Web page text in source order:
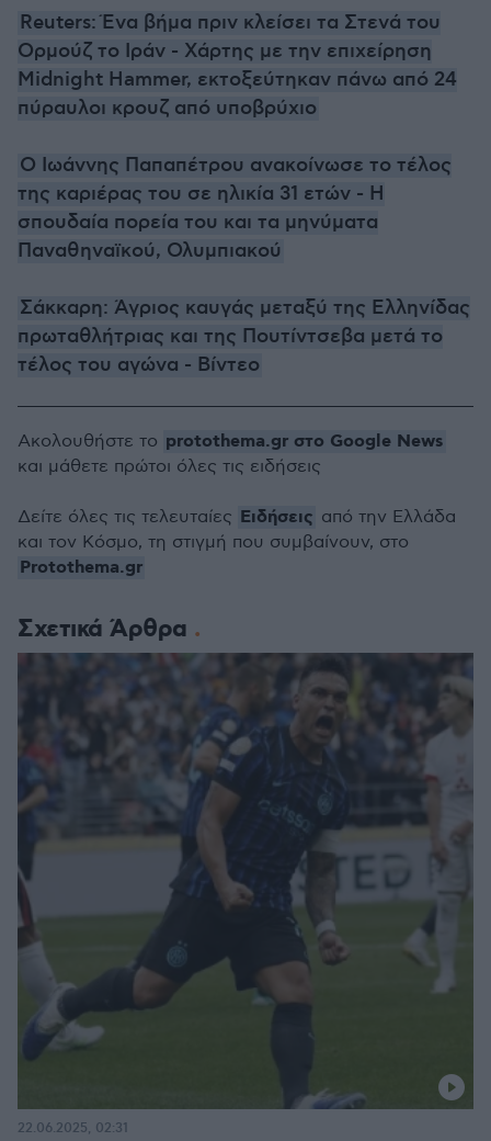
Reuters: Ένα βήμα πριν κλείσει τα Στενά του
Ορμούζ το Ιράν - Χάρτης με την επιχείρηση
Midnight Hammer, εκτοξεύτηκαν πάνω από 24
πύραυλοι κρουζ από υποβρύχιο
Ο Ιωάννης Παπαπέτρου ανακοίνωσε το τέλος
της καριέρας του σε ηλικία 31 ετών - H
σπουδαία πορεία του και τα μηνύματα
Παναθηναϊκού, Ολυμπιακού
Σάκκαρη: Άγριος καυγάς μεταξύ της Ελληνίδας
πρωταθλήτριας και της Πουτίντσεβα μετά το
τέλος του αγώνα - Βίντεο
Σχετικά Άρθρα
22.06.2025, 02:31
Ακολουθήστε το protothema.gr στο Google News
και μάθετε πρώτοι όλες τις ειδήσεις
Δείτε όλες τις τελευταίες Ειδήσεις από την Ελλάδα
και τον Κόσμο, τη στιγμή που συμβαίνουν, στο
Protothema.gr